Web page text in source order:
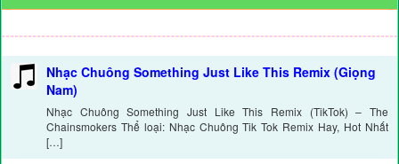
Nhạc Chuông Something Just Like This Remix (Giọng
Nam)
Nhạc Chuông Something Just Like This Remix (TikTok) – The
Chainsmokers Thể loại: Nhạc Chuông Tik Tok Remix Hay, Hot Nhất
[…]